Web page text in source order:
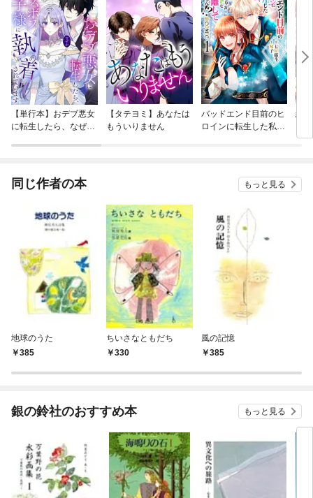
【単行本】おデブ悪女
に転生したら、なぜか
【タテヨミ】あなたは
もういりません
バッドエンド目前のヒ
ロインに転生した私、
結
同じ作者の本 もっと見る
地球のうた
385
ちいさなともだち
330
風の記憶
385
銀の鈴社のおすすめ本 もっと見る